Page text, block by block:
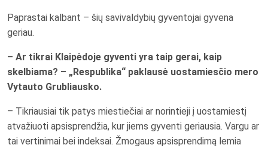
Paprastai kalbant – šių savivaldybių gyventojai gyvena
geriau.
– Ar tikrai Klaipėdoje gyventi yra taip gerai, kaip
skelbiama? – „Respublika“ paklausė uostamiesčio mero
Vytauto Grubliausko.
– Tikriausiai tik patys miestiečiai ar norintieji į uostamiestį
atvažiuoti apsisprendžia, kur jiems gyventi geriausia. Vargu ar
tai vertinimai bei indeksai. Žmogaus apsisprendimą lemia